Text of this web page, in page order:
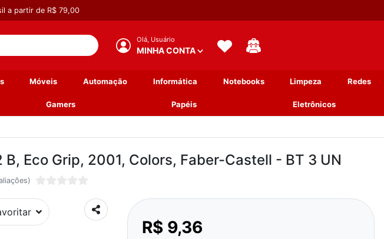
a partir de R$ 79,00
Olá, Usuário
MINHA CONTA
Móveis Automação Informática Notebooks Limpeza Redes
Gamers Papéis Eletrônicos
Eco Grip, 2001, Colors, Faber-Castell - BT 3 UN
R$ 9,36